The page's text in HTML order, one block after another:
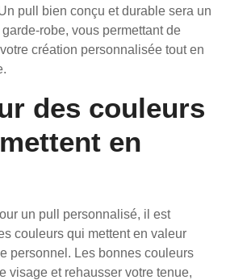
pull bien conçu et durable sera un
robe, vous permettant de
création personnalisée tout en
des couleurs
en
un pull personnalisé, il est
couleurs qui mettent en valeur
personnel. Les bonnes couleurs
visage et rehausser votre tenue,